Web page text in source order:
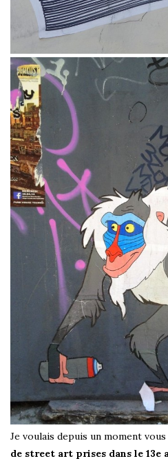
Je voulais depuis un moment
de street art prises dans le 13e